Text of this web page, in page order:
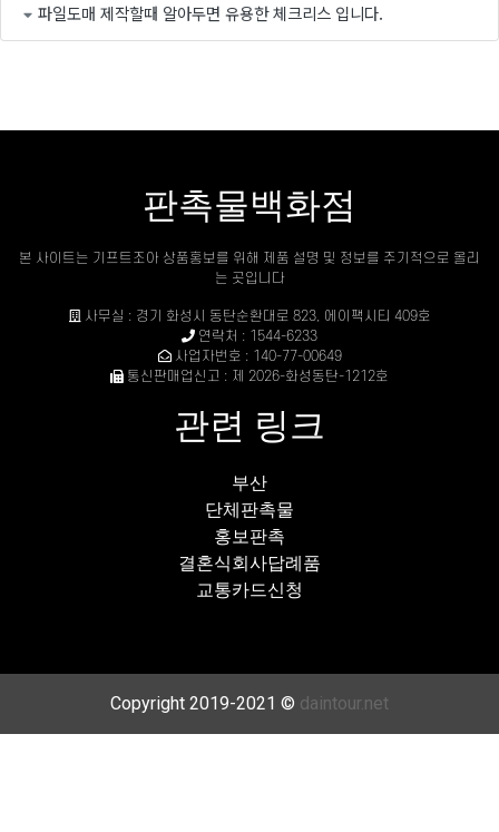
파일도매 제작할때 알아두면 유용한 체크리스 입니다.
판촉물백화점
본 사이트는 기프트조아 상품홍보를 위해 제품 설명 및 정보를 주기적으로 올리
는 곳입니다
사무실 : 경기 화성시 동탄순환대로 823, 에이팩시티 409호
연락처 : 1544-6233
사업자번호 : 140-77-00649
통신판매업신고 : 제 2026-화성동탄-1212호
관련 링크
부산
단체판촉물
홍보판촉
결혼식회사답례품
교통카드신청
Copyright 2019-2021 © daintour.net